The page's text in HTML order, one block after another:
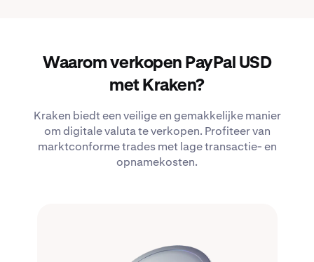
Waarom verkopen PayPal USD
met Kraken?
Kraken biedt een veilige en gemakkelijke manier
om digitale valuta te verkopen. Profiteer van
marktconforme trades met lage transactie- en
opnamekosten.